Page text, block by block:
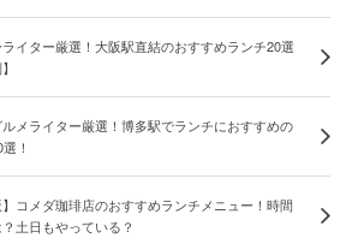
イター厳選！大阪駅直結のおすすめランチ20選
メライター厳選！博多駅でランチにおすすめの
！
】コメダ珈琲店のおすすめランチメニュー！時間
土日もやっている？